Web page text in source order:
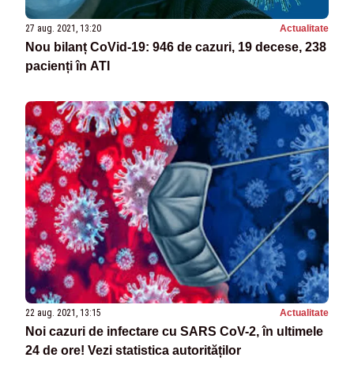
27 aug. 2021, 13:20 Actualitate
Nou bilanț CoVid-19: 946 de cazuri, 19 decese, 238
pacienți în ATI
22 aug. 2021, 13:15 Actualitate
Noi cazuri de infectare cu SARS CoV-2, în ultimele
24 de ore! Vezi statistica autorităților